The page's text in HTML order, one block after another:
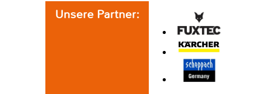
Unsere Partner: